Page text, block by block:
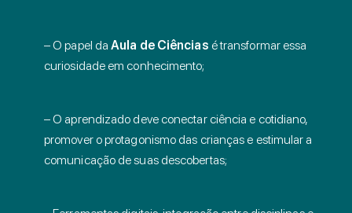
– O papel daAula de Ciências é transformar essa
curiosidade em conhecimento;
– O aprendizado deve conectar ciência e cotidiano,
promover o protagonismo das crianças e estimular a
comunicação de suas descobertas;